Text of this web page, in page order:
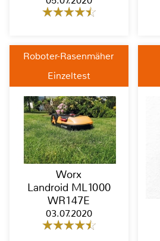
Roboter-Rasenmäher
Einzeltest
Worx
Landroid ML1000
WR147E
03.07.2020